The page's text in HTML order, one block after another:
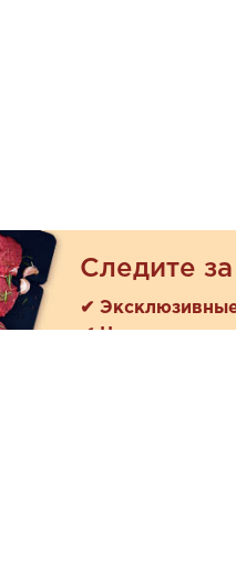
Следите
✔
✔ Новые